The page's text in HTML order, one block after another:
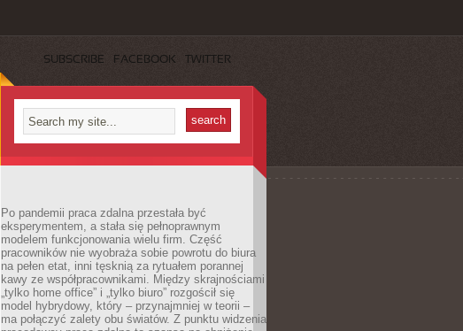
SUBSCRIBE FACEBOOK TWITTER
Po pandemii praca zdalna przestała być
eksperymentem, a stała się pełnoprawnym
modelem funkcjonowania wielu firm. Część
pracowników nie wyobraża sobie powrotu do biura
na pełen etat, inni tęsknią za rytuałem porannej
kawy ze współpracownikami. Między skrajnościami
„tylko home office” i „tylko biuro” rozgościł się
model hybrydowy, który – przynajmniej w teorii –
ma połączyć zalety obu światów. Z punktu widzenia